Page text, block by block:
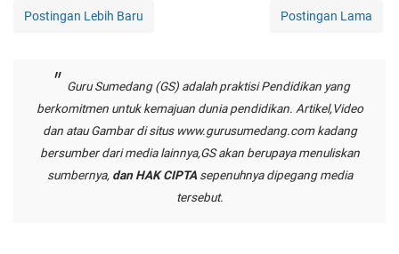
Postingan Lebih Baru Postingan Lama
Guru Sumedang (GS) adalah praktisi Pendidikan yang
berkomitmen untuk kemajuan dunia pendidikan. Artikel,Video
dan atau Gambar di situs www.gurusumedang.comkadang
bersumber dari media lainnya,GS akan berupaya menuliskan
sumbernya, dan HAK CIPTAsepenuhnya dipegang media
tersebut.